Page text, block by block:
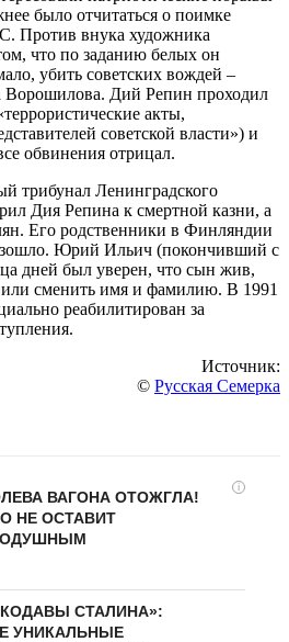
было отчитаться о поимке
Против внука художника
что по заданию белых он
убить советских вождей –
Дий Репин проходил
акты,
советской власти») и
обвинения отрицал.
трибунал Ленинградского
Дия Репина к смертной казни, а
Его родственники в Финляндии
Юрий Ильич (покончивший с
дней был уверен, что сын жив,
сменить имя и фамилию. В 1991
реабилитирован за
Источник:
© Русская Семерка
i
ВАГОНА ОТОЖГЛА!
НЕ ОСТАВИТ
СТАЛИНА»:
УНИКАЛЬНЫЕ